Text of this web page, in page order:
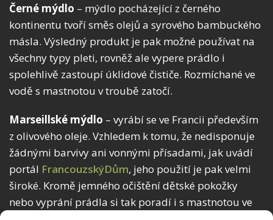
Černé mýdlo – mýdlo pocházející z černého
kontinentu tvoří směs olejů a syrového bambuckého
másla. Výsledný produkt je pak možné používat na
všechny typy pleti, rovněž ale vypere prádlo i
spolehlivě zastoupí úklidové čističe. Rozmíchané ve
vodě s mastnotou v troubě zatočí.
Marseillské mýdlo – vyrábí se ve Francii především
z olivového oleje. Vzhledem k tomu, že nedisponuje
žádnými barvivy ani vonnými přísadami, jak uvádí
portál FrancouzskýDům, jeho použití je pak velmi
široké. Kromě jemného očištění dětské pokožky
nebo vyprání prádla si tak poradí i s mastnotou ve